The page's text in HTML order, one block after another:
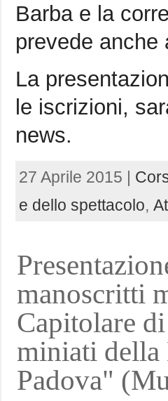
Barba e la
prevede anche
La
le iscrizioni,
news.
27 Aprile 2015 |
e dello spettacolo,
manoscritti
Capitolare
miniati della
Padova"